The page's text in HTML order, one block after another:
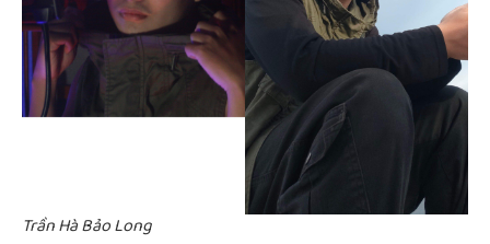
Trần Hà Bảo Long